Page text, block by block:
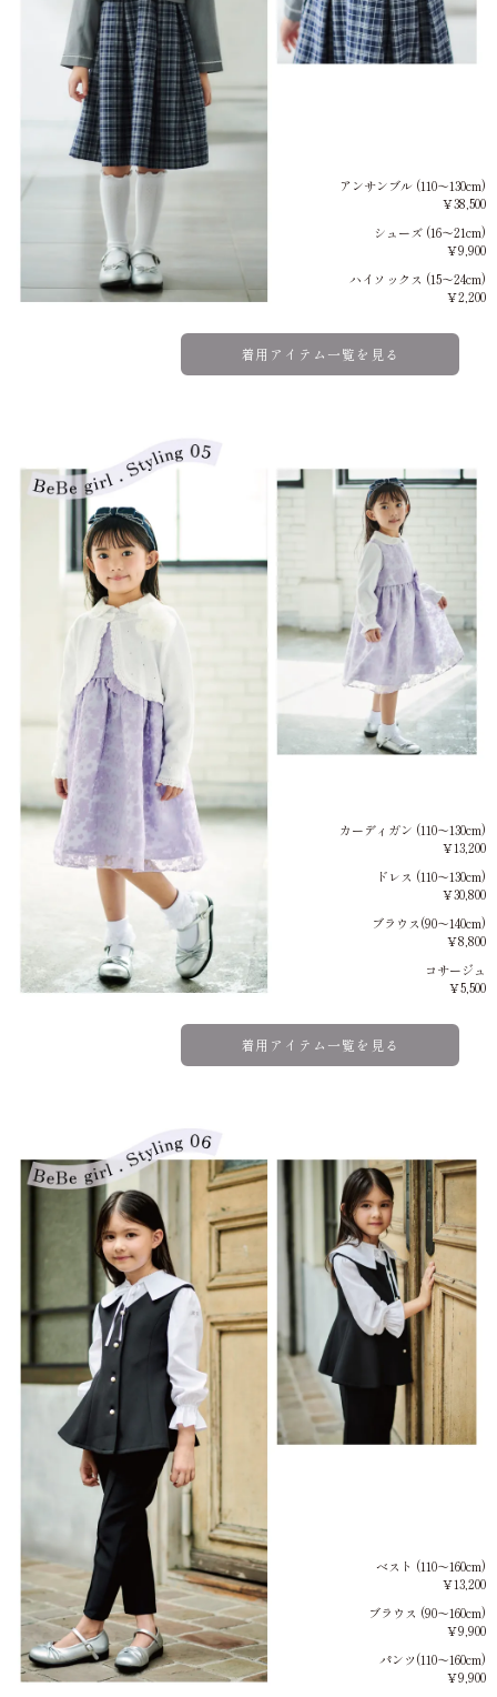
アンサンブル (110～130cm)
￥38,500
シューズ (16～21cm)
￥9,900
ハイソックス (15～24cm)
￥2,200
着用アイテム一覧を見る
カーディガン (110～130cm)
￥13,200
ドレス (110～130cm)
￥30,800
ブラウス(90～140cm)
￥8,800
コサージュ
￥5,500
着用アイテム一覧を見る
ベスト (110～160cm)
￥13,200
ブラウス (90～160cm)
￥9,900
パンツ(110～160cm)
￥9,900